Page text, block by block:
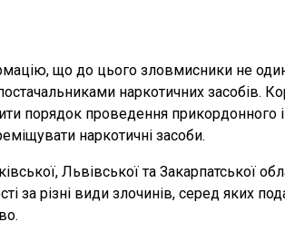
що до цього зловмисники не
наркотичних засобів.
порядок проведення прикордонного
наркотичні засоби.
Львівської та Закарпатської
за різні види злочинів, серед яких